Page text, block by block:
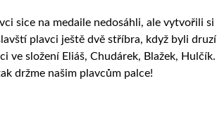
sice na medaile nedosáhli, ale vytvořili
plavci ještě dvě stříbra, když byli
ve složení Eliáš, Chudárek, Blažek,
držme našim plavcům palce!